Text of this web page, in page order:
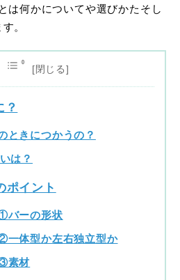
は何かについてや選びかたそし
。
？
ときにつかうの？
は？
ポイント
バーの形状
一体型か左右独立型か
素材